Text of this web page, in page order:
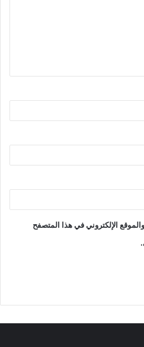
الإلكتروني في هذا المتصفح